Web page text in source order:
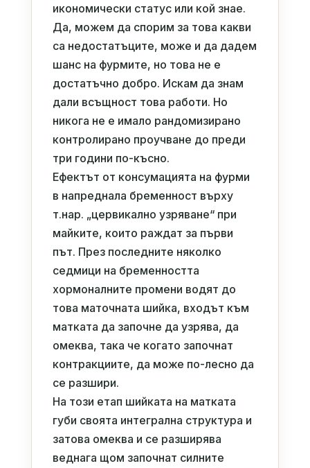
икономически статус или кой знае.
Да, можем да спорим за това какви
са недостатъците, може и да дадем
шанс на фурмите, но това не е
достатъчно добро. Искам да знам
дали всъщност това работи. Но
никога не е имало рандомизирано
контролирано проучване до преди
три години по-късно.
Ефектът от консумацията на фурми
в напреднала бременност върху
т.нар. „цервикално узряване“ при
майките, които раждат за първи
път. През последните няколко
седмици на бременността
хормоналните промени водят до
това маточната шийка, входът към
матката да започне да узрява, да
омеква, така че когато започнат
контракциите, да може по-лесно да
се разшири.
На този етап шийката на матката
губи своята интегрална структура и
затова омеква и се разширява
веднага щом започнат силните